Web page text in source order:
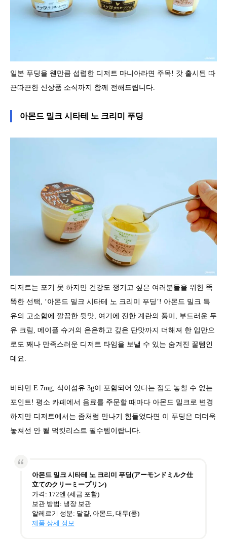
일본 푸딩을 웬만큼 섭렵한 디저트 마니아라면 주목! 갓 출시된 따
끈따끈한 신상품 소식까지 함께 전해드립니다.
아몬드 밀크 시타테 노 크리미 푸딩
디저트는 포기 못 하지만 건강도 챙기고 싶은 여러분들을 위한 똑
똑한 선택, ‘아몬드 밀크 시타테 노 크리미 푸딩’! 아몬드 밀크 특
유의 고소함에 깔끔한 뒷맛, 여기에 진한 계란의 풍미, 부드러운 두
유 크림, 메이플 슈거의 은은하고 깊은 단맛까지 더해져 한 입만으
로도 꽤나 만족스러운 디저트 타임을 보낼 수 있는 숨겨진 꿀템인
데요.
비타민 E 7mg, 식이섬유 3g이 포함되어 있다는 점도 놓칠 수 없는
포인트! 평소 카페에서 음료를 주문할 때마다 아몬드 밀크로 변경
하지만 디저트에서는 좀처럼 만나기 힘들었다면 이 푸딩은 더더욱
놓쳐선 안 될 먹킷리스트 필수템이랍니다.
아몬드 밀크 시타테 노 크리미 푸딩(アーモンドミルク仕
立てのクリーミープリン)
가격: 172엔 (세금 포함)
보관 방법: 냉장 보관
알레르기 성분: 달걀, 아몬드, 대두(콩)
제품 상세 정보